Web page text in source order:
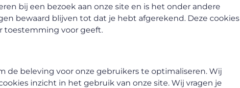
bij een bezoek aan onze site en is het onder andere
bewaard blijven tot dat je hebt afgerekend. Deze cookies
toestemming voor geeft.
de beleving voor onze gebruikers te optimaliseren. Wij
inzicht in het gebruik van onze site. Wij vragen je